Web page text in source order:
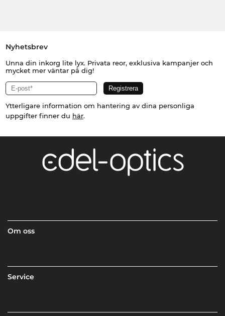
Nyhetsbrev
Unna din inkorg lite lyx. Privata reor, exklusiva kampanjer och
mycket mer väntar på dig!
Ytterligare information om hantering av dina personliga
uppgifter finner du här.
Om oss
Service